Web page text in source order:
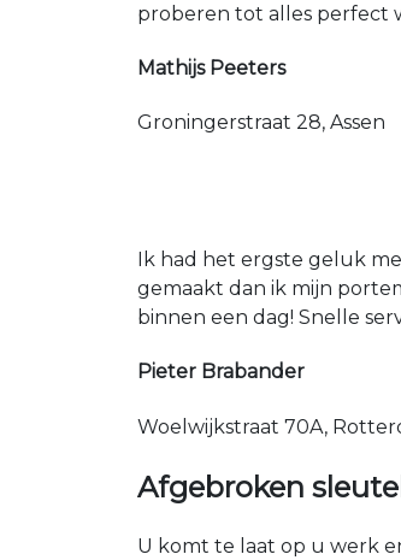
proberen tot alles perfect
Mathijs Peeters
Groningerstraat 28, Assen
Ik had het ergste geluk
gemaakt dan ik mijn
binnen een dag! Snelle
Pieter Brabander
Woelwijkstraat 70A,
Afgebroken
U komt te laat op u werk